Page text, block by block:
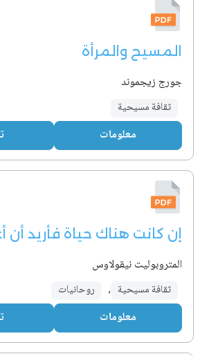
المسيح والمرأة
جورج زيجموند
ثقافة مسيحية
معلومات
إن كانت هناك حياة فأريد
المتروبوليت نيقولاوس
ثقافة مسيحية , روحانيات
معلومات